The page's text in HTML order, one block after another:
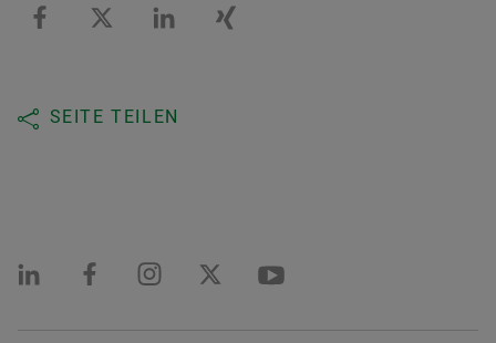
SEITE TEILEN